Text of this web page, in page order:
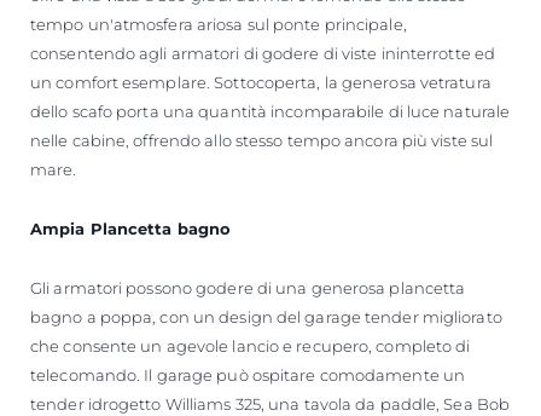
tempo un'atmosfera ariosa sul ponte principale,
consentendo agli armatori di godere di viste ininterrotte ed
un comfort esemplare. Sottocoperta, la generosa vetratura
dello scafo porta una quantità incomparabile di luce naturale
nelle cabine, offrendo allo stesso tempo ancora più viste sul
mare.
Ampia Plancetta bagno
Gli armatori possono godere di una generosa plancetta
bagno a poppa, con un design del garage tender migliorato
che consente un agevole lancio e recupero, completo di
telecomando. Il garage può ospitare comodamente un
tender idrogetto Williams 325, una tavola da paddle, Sea Bob